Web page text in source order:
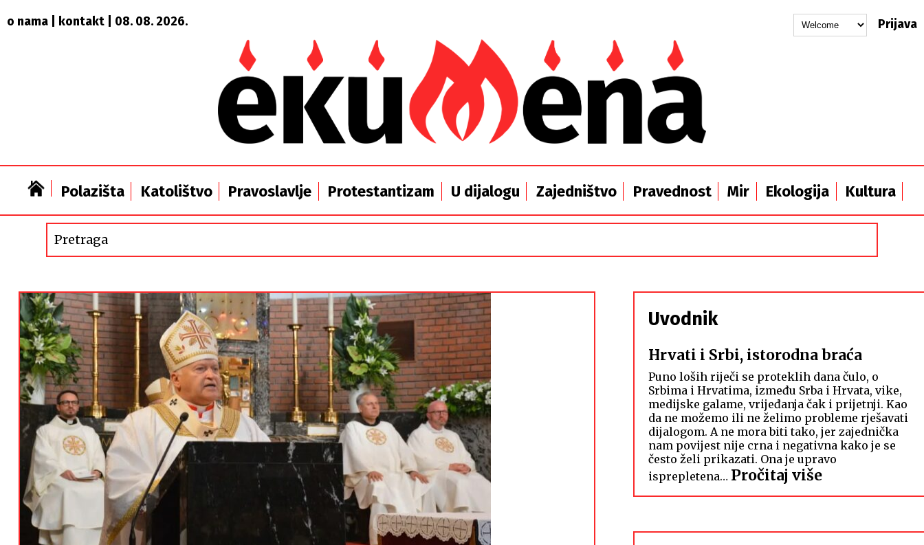
o nama kontakt | 08. 08. 2026. Prijava
Polazišta Katolištvo Pravoslavlje Protestantizam U dijalogu Zajedništvo Pravednost Mir Ekologija Kultura
Uvodnik
Hrvati i Srbi, istorodna braća
Puno loših riječi se proteklih dana čulo, o
Srbima i Hrvatima, između Srba i Hrvata, vike,
medijske galame, vrijeđanja čak i prijetnji. Kao
da ne možemo ili ne želimo probleme rješavati
dijalogom. A ne mora biti tako, jer zajednička
nam povijest nije crna i negativna kako je se
često želi prikazati. Ona je upravo
isprepletena… Pročitaj više:
Hrvati
Srbi,